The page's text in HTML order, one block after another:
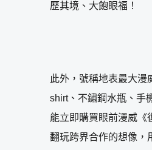
歷其境、大飽眼福！
此外，號稱地表最大漫
shirt、不鏽鋼水瓶、手
能立即購買眼前漫威《
翻玩跨界合作的想像，